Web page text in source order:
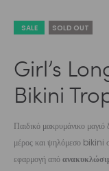
SALE SOLD OUT
Girl’s
Bikini
Παιδικό μακρυμάνικο
μέρος και ψηλόμεσο bikini
εφαρμογή από